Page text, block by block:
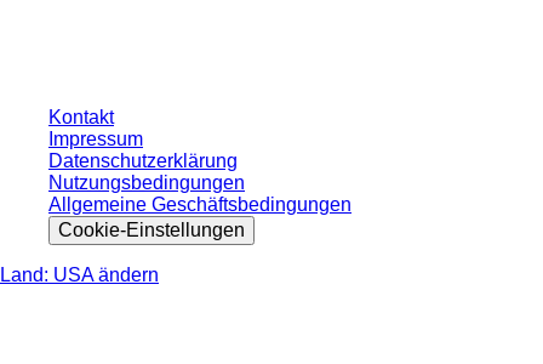
Kontakt
Impressum
Datenschutzerklärung
Nutzungsbedingungen
Allgemeine Geschäftsbedingungen
Cookie-Einstellungen
Land: USA ändern